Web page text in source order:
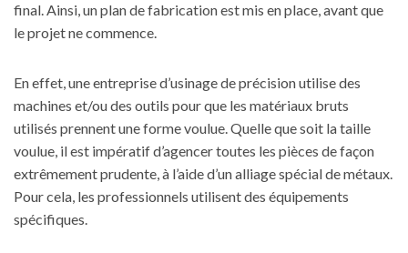
final. Ainsi, un plan de fabrication est mis en place, avant que
le projet ne commence.
En effet, une entreprise d’usinage de précision utilise des
machines et/ou des outils pour que les matériaux bruts
utilisés prennent une forme voulue. Quelle que soit la taille
voulue, il est impératif d’agencer toutes les pièces de façon
extrêmement prudente, à l’aide d’un alliage spécial de métaux.
Pour cela, les professionnels utilisent des équipements
spécifiques.